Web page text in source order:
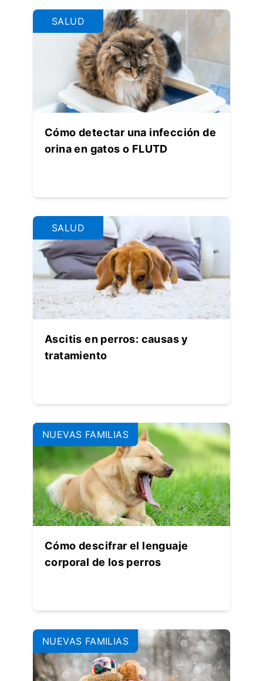
SALUD
Cómo detectar una infección de
orina en gatos o FLUTD
SALUD
Ascitis en perros: causas y
tratamiento
NUEVAS FAMILIAS
Cómo descifrar el lenguaje
corporal de los perros
NUEVAS FAMILIAS